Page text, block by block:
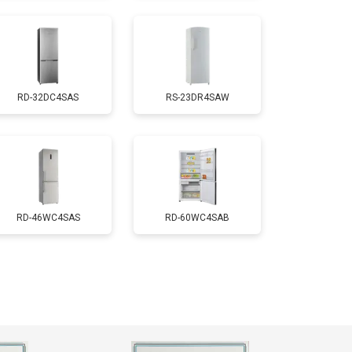
Заказать
1700 ₽ Заказать
4750 ₽ Заказать
3650 ₽
RD-32DC4SAS RS-23DR4SAW
RD-46WC4SAS RD-60WC4SAB